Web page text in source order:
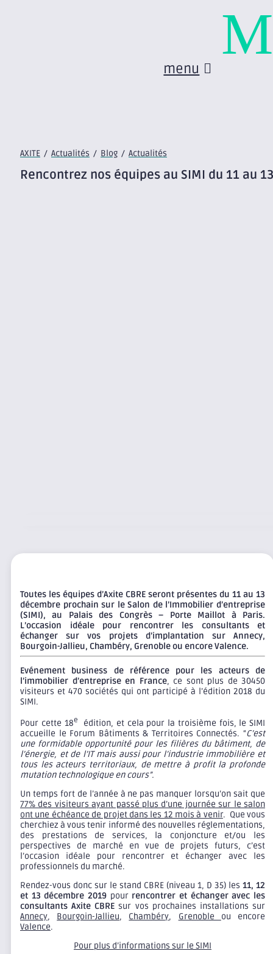
menu
AXITE / Actualités / Blog / Actualités
Rencontrez nos équipes au SIMI du 11 au
Toutes les équipes d’Axite CBRE seront présentes du 11 au 13
décembre prochain sur le Salon de l’Immobilier d’entreprise
(SIMI), au Palais des Congrès – Porte Maillot à Paris.
L’occasion idéale pour rencontrer les consultants et
échanger sur vos projets d’implantation sur Annecy,
Bourgoin-Jallieu, Chambéry, Grenoble ou encore Valence.
Evénement business de référence pour les acteurs de
l’immobilier d’entreprise en France, ce sont plus de 30450
visiteurs et 470 sociétés qui ont participé à l’édition 2018 du
SIMI.
Pour cette 18e
édition, et cela pour la troisième fois, le SIMI
accueille le Forum Bâtiments & Territoires Connectés. “C’est
une formidable opportunité pour les filières du bâtiment, de
l’énergie, et de l’IT mais aussi pour l’industrie immobilière et
tous les acteurs territoriaux, de mettre à profit la profonde
mutation technologique en cours”.
Un temps fort de l’année à ne pas manquer lorsqu’on sait que
77% des visiteurs ayant passé plus d’une journée sur le salon
ont une échéance de projet dans les 12 mois à venir. Que vous
cherchiez à vous tenir informé des nouvelles réglementations,
des prestations de services, la conjoncture et/ou les
perspectives de marché en vue de projets futurs, c’est
l’occasion idéale pour rencontrer et échanger avec les
professionnels du marché.
Rendez-vous donc sur le stand CBRE (niveau 1, D 35) les 11, 12
et 13 décembre 2019 pour rencontrer et échanger avec les
consultants Axite CBRE sur vos prochaines installations sur
Annecy, Bourgoin-Jallieu, Chambéry, Grenoble ou encore
Valence.
Pour plus d’informations sur le SIMI
M